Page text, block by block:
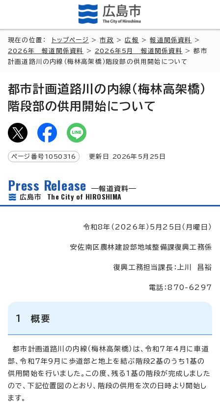
現在の位置： トップページ >市政 >広報 >報道関係資料
>
2026年 報道関係資料
> 2026年5月 報道関係資料
> 都市
計画道路川の内線（梅林高架橋）階段部の供用開始について
都市計画道路川の内線（梅林高架橋）
階段部の供用開始について
ページ番号 1050316 更新日 2026年5月 25 日
Press Release
報道資料
広島市 The City of HIROSHIMA
令和8年（2026年）5月25日（月曜日）
安佐南区農林建設部地域整備課復興工務係
復興工務担当課長：上川 昌裕
電話：870-6297
1 概要
都市計画道路川の内線（梅林高架橋）は、令和7年4月に車道
部、令和7年9月に歩道部と地上を結ぶ階段2基のうち1基の
供用開始を行いました。この度、残る1基の階段が完成しました
ので、下記位置図のとおり、階段の供用を次の日時より開始し
ます。